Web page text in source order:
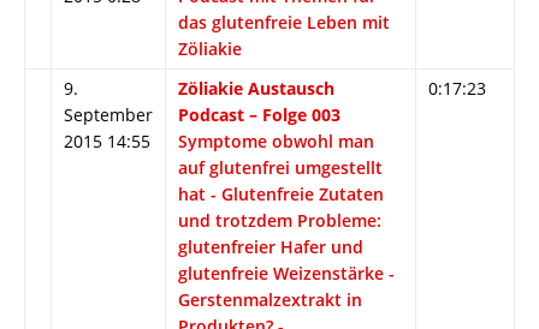
das glutenfreie Leben mit
Zöliakie
9.
September
2015 14:55
Zöliakie Austausch
Podcast – Folge 003
Symptome obwohl man
auf glutenfrei umgestellt
hat - Glutenfreie Zutaten
und trotzdem Probleme:
glutenfreier Hafer und
glutenfreie Weizenstärke -
Gerstenmalzextrakt in
0:17:23